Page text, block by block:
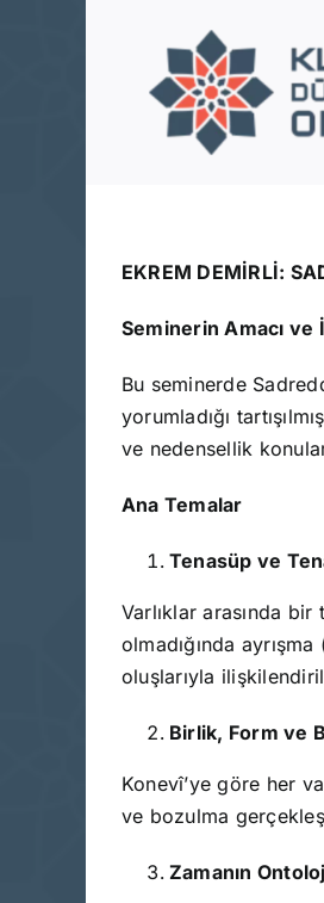
EKREM DEMİRLİ:
Seminerin Amacı ve
Bu seminerde
yorumladığı
ve nedensellik
Ana Temalar
Tenasüp ve
Varlıklar arasında
olmadığında
oluşlarıyla
Birlik, Form ve
Konevî’ye göre her
ve bozulma
Zamanın